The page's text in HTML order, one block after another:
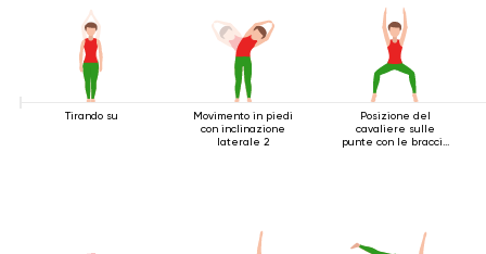
Tirando su
Movimento in piedi
con inclinazione
laterale 2
Posizione del
cavaliere sulle
punte con le braccia